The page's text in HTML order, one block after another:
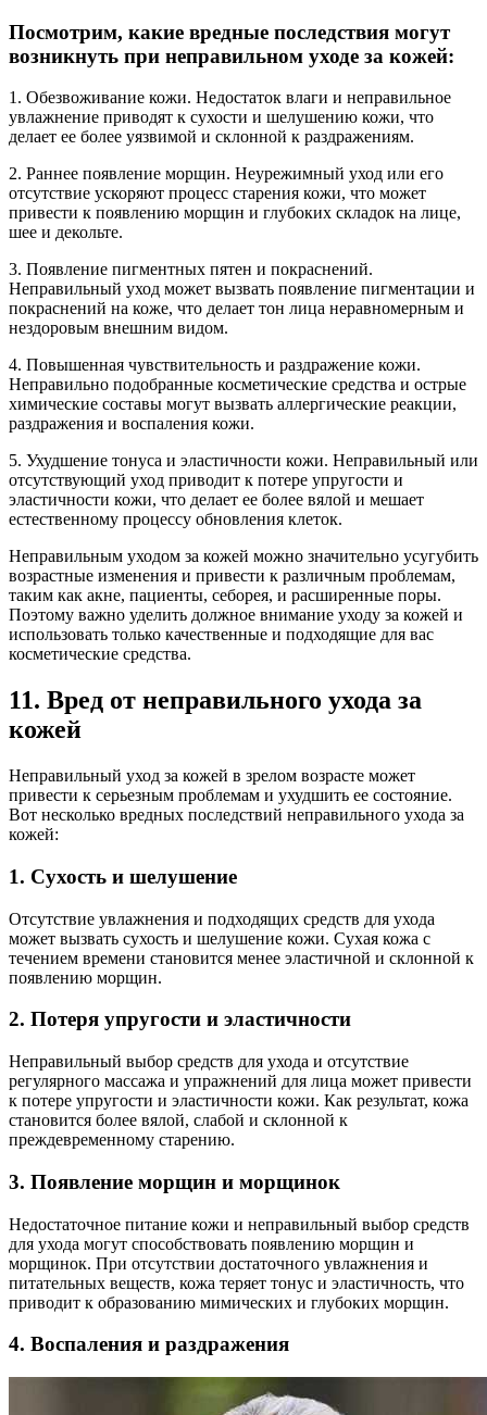
Посмотрим, какие вредные последствия могут
возникнуть при неправильном уходе за кожей:
1. Обезвоживание кожи. Недостаток влаги и неправильное
увлажнение приводят к сухости и шелушению кожи, что
делает ее более уязвимой и склонной к раздражениям.
2. Раннее появление морщин. Неурежимный уход или его
отсутствие ускоряют процесс старения кожи, что может
привести к появлению морщин и глубоких складок на лице,
шее и декольте.
3. Появление пигментных пятен и покраснений.
Неправильный уход может вызвать появление пигментации и
покраснений на коже, что делает тон лица неравномерным и
нездоровым внешним видом.
4. Повышенная чувствительность и раздражение кожи.
Неправильно подобранные косметические средства и острые
химические составы могут вызвать аллергические реакции,
раздражения и воспаления кожи.
5. Ухудшение тонуса и эластичности кожи. Неправильный или
отсутствующий уход приводит к потере упругости и
эластичности кожи, что делает ее более вялой и мешает
естественному процессу обновления клеток.
Неправильным уходом за кожей можно значительно усугубить
возрастные изменения и привести к различным проблемам,
таким как акне, пациенты, себорея, и расширенные поры.
Поэтому важно уделить должное внимание уходу за кожей и
использовать только качественные и подходящие для вас
косметические средства.
11. Вред от неправильного ухода за
кожей
Неправильный уход за кожей в зрелом возрасте может
привести к серьезным проблемам и ухудшить ее состояние.
Вот несколько вредных последствий неправильного ухода за
кожей:
1. Сухость и шелушение
Отсутствие увлажнения и подходящих средств для ухода
может вызвать сухость и шелушение кожи. Сухая кожа с
течением времени становится менее эластичной и склонной к
появлению морщин.
2. Потеря упругости и эластичности
Неправильный выбор средств для ухода и отсутствие
регулярного массажа и упражнений для лица может привести
к потере упругости и эластичности кожи. Как результат, кожа
становится более вялой, слабой и склонной к
преждевременному старению.
3. Появление морщин и морщинок
Недостаточное питание кожи и неправильный выбор средств
для ухода могут способствовать появлению морщин и
морщинок. При отсутствии достаточного увлажнения и
питательных веществ, кожа теряет тонус и эластичность, что
приводит к образованию мимических и глубоких морщин.
4. Воспаления и раздражения